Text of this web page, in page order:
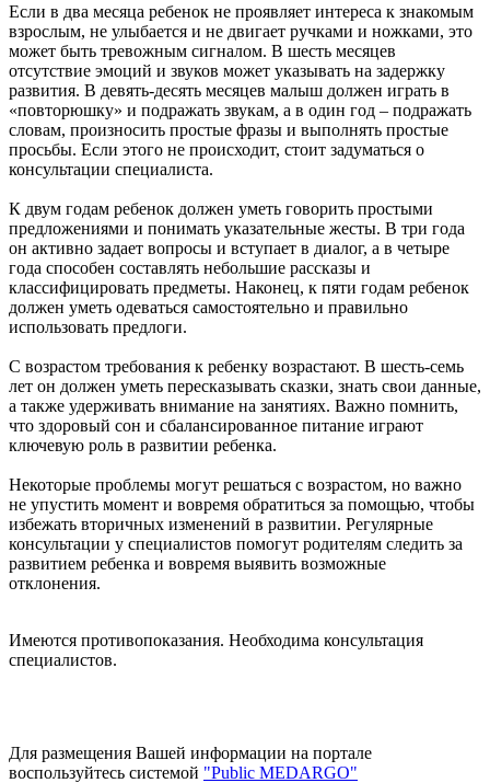
Если в два месяца ребенок не проявляет интереса к знакомым
взрослым, не улыбается и не двигает ручками и ножками, это
может быть тревожным сигналом. В шесть месяцев
отсутствие эмоций и звуков может указывать на задержку
развития. В девять-десять месяцев малыш должен играть в
«повторюшку» и подражать звукам, а в один год – подражать
словам, произносить простые фразы и выполнять простые
просьбы. Если этого не происходит, стоит задуматься о
консультации специалиста.
К двум годам ребенок должен уметь говорить простыми
предложениями и понимать указательные жесты. В три года
он активно задает вопросы и вступает в диалог, а в четыре
года способен составлять небольшие рассказы и
классифицировать предметы. Наконец, к пяти годам ребенок
должен уметь одеваться самостоятельно и правильно
использовать предлоги.
С возрастом требования к ребенку возрастают. В шесть-семь
лет он должен уметь пересказывать сказки, знать свои данные,
а также удерживать внимание на занятиях. Важно помнить,
что здоровый сон и сбалансированное питание играют
ключевую роль в развитии ребенка.
Некоторые проблемы могут решаться с возрастом, но важно
не упустить момент и вовремя обратиться за помощью, чтобы
избежать вторичных изменений в развитии. Регулярные
консультации у специалистов помогут родителям следить за
развитием ребенка и вовремя выявить возможные
отклонения.
Имеются противопоказания. Необходима консультация
специалистов.
Для размещения Вашей информации на портале
воспользуйтесь системой "Public MEDARGO"